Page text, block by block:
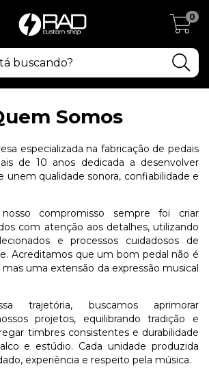
0
Somos
especializada na fabricação de pedais
de 10 anos dedicada a desenvolver
unem qualidade sonora, confiabilidade e
compromisso sempre foi criar
com atenção aos detalhes, utilizando
e processos cuidadosos de
Acreditamos que um bom pedal não é
uma extensão da expressão musical
trajetória, buscamos aprimorar
projetos, equilibrando tradição e
timbres consistentes e durabilidade
e estúdio. Cada unidade produzida
experiência e respeito pela música.